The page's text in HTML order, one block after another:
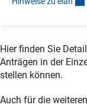
Hier finden Sie
Anträgen in der
stellen können.
Auch für die